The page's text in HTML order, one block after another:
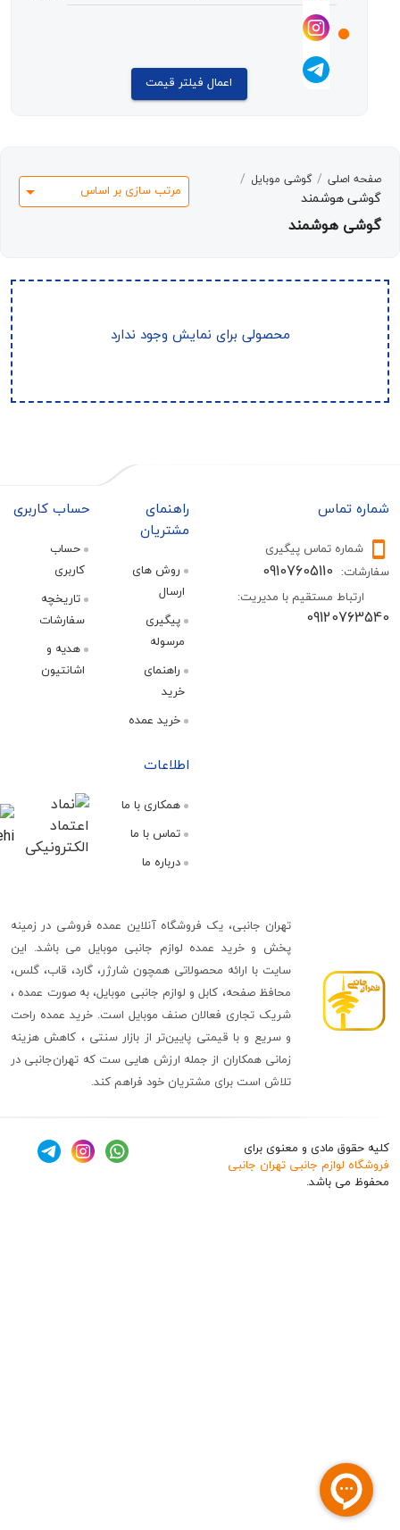
اعمال فیلتر قیمت
/ گوشی موبایل /
مرتب سازی بر اساس
محصولی برای نمایش وجود ندارد
تماس پیگیری
09107605110
مستقیم با مدیریت:
روش های
خرید عمده
حساب کاربری
کاربری
همکاری با ما
تماس با ما
تهران جانبی، یک فروشگاه آنلاین عمده فروشی در زمینه
پخش و خرید عمده لوازم جانبی موبایل می باشد. این
سایت با ارائه محصولاتی همچون شارژر، گارد، قاب، گلس،
محافظ صفحه، کابل و لوازم جانبی موبایل، به صورت عمده ،
شریک تجاری فعالان صنف موبایل است. خرید عمده راحت
و سریع و با قیمتی پایین‌تر از بازار سنتی ، کاهش هزینه
زمانی همکاران از جمله ارزش هایی ست که تهران‌جانبی در
تلاش است برای مشتریان خود فراهم کند.
مادی و معنوی برای
جانبی تهران جانبی
باشد.